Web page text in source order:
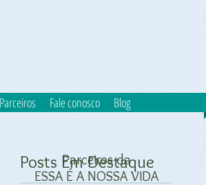
Parceiros Fale conosco Blog
Posts Em Destaque
Parceiros da
ESSA É A NOSSA VIDA